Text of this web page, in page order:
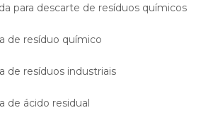
para descarte de resíduos químicos
de resíduo químico
de resíduos industriais
de ácido residual